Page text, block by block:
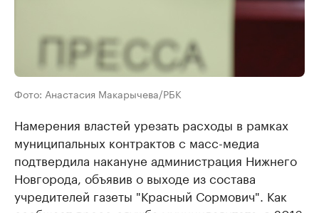
Фото: Анастасия Макарычева/РБК
Намерения властей урезать расходы в рамках
муниципальных контрактов с масс-медиа
подтвердила накануне администрация Нижнего
Новгорода, объявив о выходе из состава
учредителей газеты "Красный Сормович". Как